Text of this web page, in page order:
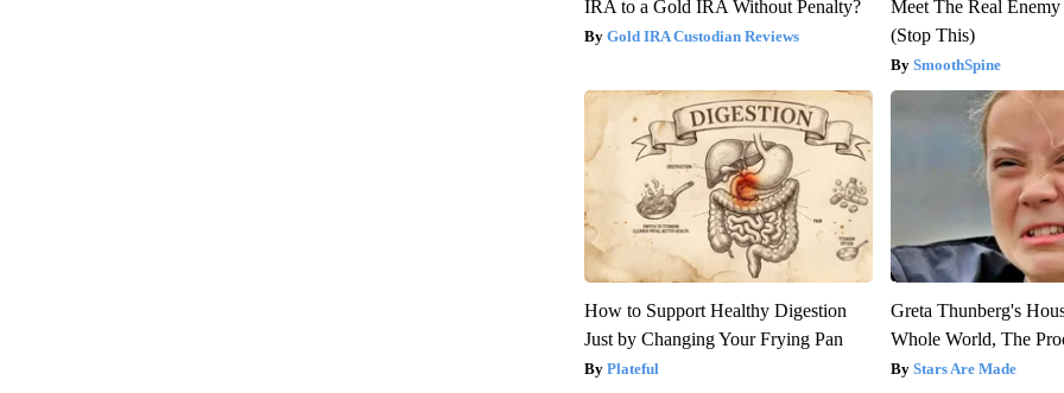
IRA to a Gold IRA Without Penalty?
Gold IRA Custodian Reviews
Meet The Real
(Stop This)
SmoothSpine
How to Support Healthy Digestion
Just by Changing Your Frying Pan
Plateful
Greta Thunberg's
Whole World, The
Stars Are Made